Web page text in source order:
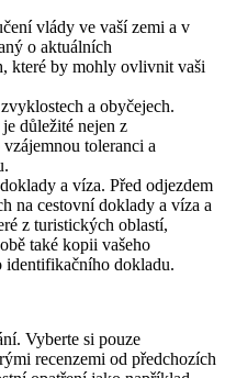
vlády ve vaší zemi a v
o aktuálních
které by mohly ovlivnit vaši
a obyčejech.
důležité nejen z
toleranci a
a víza. Před odjezdem
na cestovní doklady a víza a
z turistických oblastí,
také kopii vašeho
identifikačního dokladu.
Vyberte si pouze
recenzemi od předchozích